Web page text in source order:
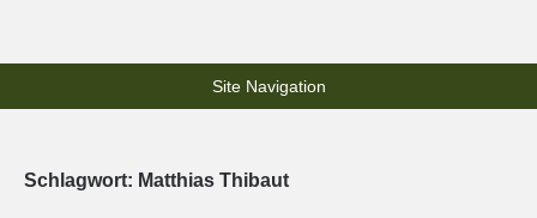
Site Navigation
Schlagwort: Matthias Thibaut